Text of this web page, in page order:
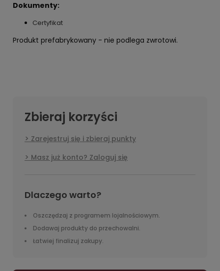
Dokumenty:
Certyfikat
Produkt prefabrykowany - nie podlega zwrotowi.
Zbieraj korzyści
Zarejestruj się i zbieraj punkty
Masz już konto? Zaloguj się
Dlaczego warto?
Oszczędzaj z programem lojalnościowym.
Dodawaj produkty do przechowalni.
Łatwiej finalizuj zakupy.